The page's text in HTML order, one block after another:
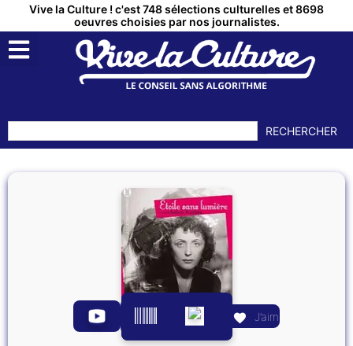
Vive la Culture ! c'est 748 sélections culturelles et 8698
oeuvres choisies par nos journalistes.
RECHERCHER
J’aime